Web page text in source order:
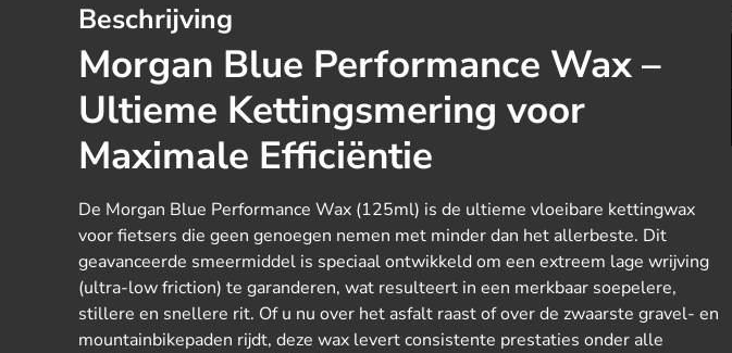
Beschrijving
Morgan Blue Performance Wax –
Ultieme Kettingsmering voor
Maximale Efficiëntie
De Morgan Blue Performance Wax (125ml) is de ultieme vloeibare kettingwax
voor fietsers die geen genoegen nemen met minder dan het allerbeste. Dit
geavanceerde smeermiddel is speciaal ontwikkeld om een extreem lage wrijving
(ultra-low friction) te garanderen, wat resulteert in een merkbaar soepelere,
stillere en snellere rit. Of u nu over het asfalt raast of over de zwaarste gravel- en
mountainbikepaden rijdt, deze wax levert consistente prestaties onder alle